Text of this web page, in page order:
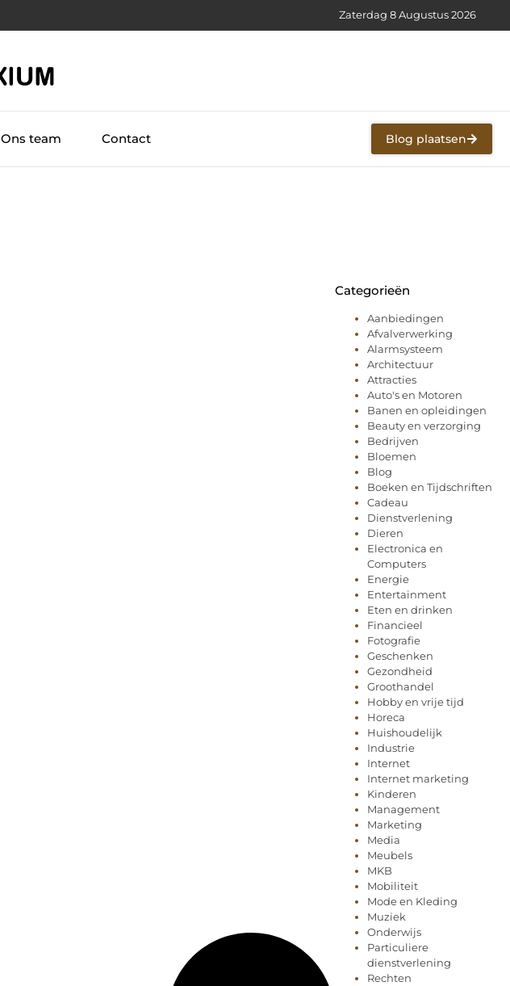
Zaterdag 8 Augustus 2026
Ons team Contact Blog plaatsen
Categorieën
Aanbiedingen
Afvalverwerking
Alarmsysteem
Architectuur
Attracties
Auto's en Motoren
Banen en opleidingen
Beauty en verzorging
Bedrijven
Bloemen
Blog
Boeken en Tijdschriften
Cadeau
Dienstverlening
Dieren
Electronica en
Computers
Energie
Entertainment
Eten en drinken
Financieel
Fotografie
Geschenken
Gezondheid
Groothandel
Hobby en vrije tijd
Horeca
Huishoudelijk
Industrie
Internet
Internet marketing
Kinderen
Management
Marketing
Media
Meubels
MKB
Mobiliteit
Mode en Kleding
Muziek
Onderwijs
Particuliere
dienstverlening
Rechten